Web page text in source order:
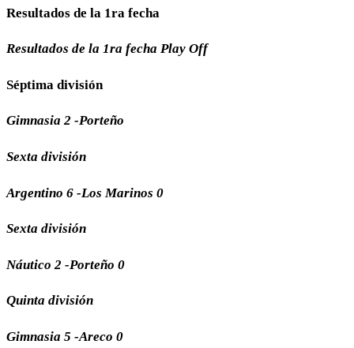
Resultados de la 1ra fecha
Resultados de la 1ra fecha Play Off
Séptima división
Gimnasia 2 -Porteño
Sexta división
Argentino 6 -Los Marinos 0
Sexta división
Náutico 2 -Porteño 0
Quinta división
Gimnasia 5 -Areco 0